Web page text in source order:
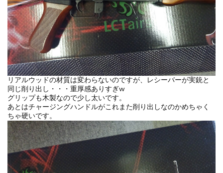
リアルウッドの材質は変わらないのですが、レシーバーが実銃と
同じ削り出し・・・重厚感ありすぎw
グリップも木製なので少し太いです。
あとはチャージングハンドルがこれまた削り出しなのかめちゃく
ちゃ硬いです。